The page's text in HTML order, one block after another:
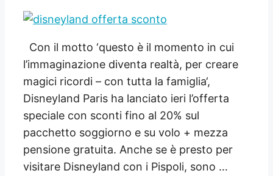
Con il motto ‘questo è il momento in cui
l’immaginazione diventa realtà, per creare
magici ricordi – con tutta la famiglia‘,
Disneyland Paris ha lanciato ieri l’offerta
speciale con sconti fino al 20% sul
pacchetto soggiorno e su volo + mezza
pensione gratuita. Anche se è presto per
visitare Disneyland con i Pispoli, sono …